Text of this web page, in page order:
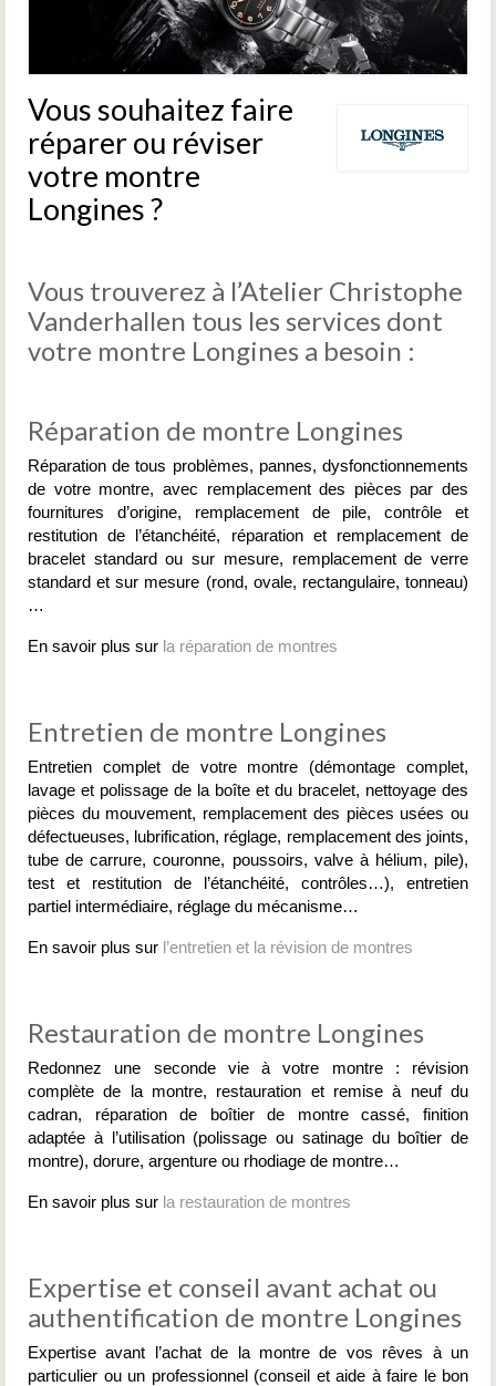
Vous souhaitez faire
réparer ou réviser
votre montre
Longines ?
Vous trouverez à l’Atelier Christophe
Vanderhallen tous les services dont
votre montre Longines a besoin :
Réparation de montre Longines
Réparation de tous problèmes, pannes, dysfonctionnements
de votre montre, avec remplacement des pièces par des
fournitures d’origine, remplacement de pile, contrôle et
restitution de l’étanchéité, réparation et remplacement de
bracelet standard ou sur mesure, remplacement de verre
standard et sur mesure (rond, ovale, rectangulaire, tonneau)
…
En savoir plus sur la réparation de montres
Entretien de montre Longines
Entretien complet de votre montre (démontage complet,
lavage et polissage de la boîte et du bracelet, nettoyage des
pièces du mouvement, remplacement des pièces usées ou
défectueuses, lubrification, réglage, remplacement des joints,
tube de carrure, couronne, poussoirs, valve à hélium, pile),
test et restitution de l’étanchéité, contrôles…), entretien
partiel intermédiaire, réglage du mécanisme…
En savoir plus sur l’entretien et la révision de montres
Restauration de montre Longines
Redonnez une seconde vie à votre montre : révision
complète de la montre, restauration et remise à neuf du
cadran, réparation de boîtier de montre cassé, finition
adaptée à l’utilisation (polissage ou satinage du boîtier de
montre), dorure, argenture ou rhodiage de montre…
En savoir plus sur la restauration de montres
Expertise et conseil avant achat ou
authentification de montre Longines
Expertise avant l’achat de la montre de vos rêves à un
particulier ou un professionnel (conseil et aide à faire le bon